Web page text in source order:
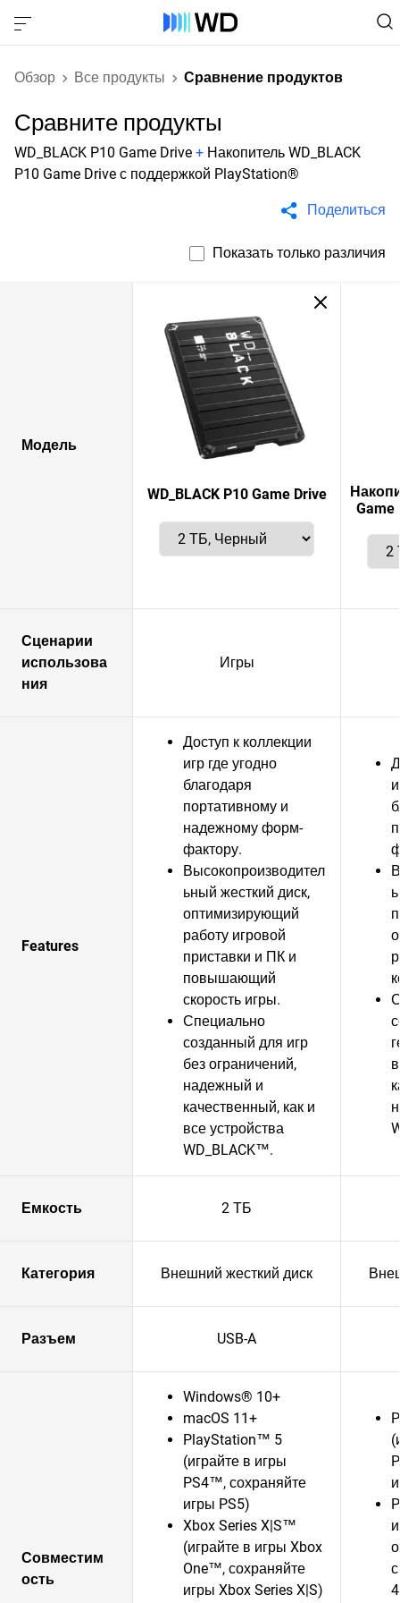
Обзор Все продукты Сравнение продуктов
Сравните продукты
WD_BLACK P10 Game Drive + Накопитель WD_BLACK
P10 Game Drive с поддержкой PlayStation®
Поделиться
Показать только различия
Модель
WD_BLACK P10 Game Drive
Game
Сценарии
использова
ния
Игры
Features
Доступ к коллекции
игр где угодно
благодаря
портативному и
надежному форм-
фактору.
Высокопроизводител
ьный жесткий диск,
оптимизирующий
работу игровой
приставки и ПК и
повышающий
скорость игры.
Специально
созданный для игр
без ограничений,
надежный и
качественный, как и
все устройства
WD_BLACK™.
Емкость 2 ТБ
Категория Внешний жесткий диск
Разъем USB-A
Совместим
ость
Windows® 10+
macOS 11+
PlayStation™ 5
(играйте в игры
PS4™, сохраняйте
игры PS5)
Xbox Series X|S™
(играйте в игры Xbox
One™, сохраняйте
игры Xbox Series X|S)